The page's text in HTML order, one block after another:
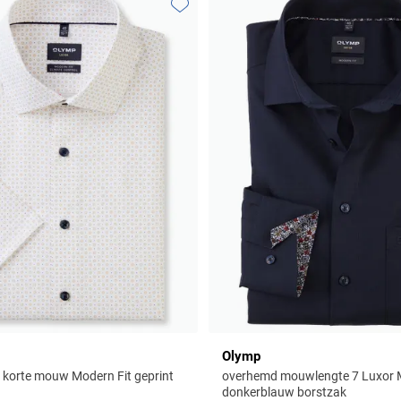
korte mouw Modern Fit geprint
Toevoegen aan favorieten
Olymp
overhemd mouwlengte 7 Luxor
donkerblauw borstzak